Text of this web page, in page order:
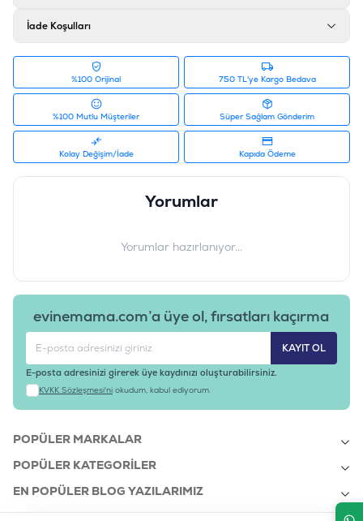
İade Koşulları
%100 Orijinal 750 TL'ye Kargo Bedava
%100 Mutlu Müşteriler Süper Sağlam Gönderim
Kolay Değişim/İade Kapıda Ödeme
Yorumlar
Yorumlar hazırlanıyor...
evinemama.com’a üye ol, fırsatları kaçırma
KAYIT OL
E-posta adresinizi girerek üye kaydınızı oluşturabilirsiniz.
KVKK Sözleşmesi'ni okudum, kabul ediyorum.
POPÜLER MARKALAR
POPÜLER KATEGORILER
EN POPÜLER BLOG YAZILARIMIZ